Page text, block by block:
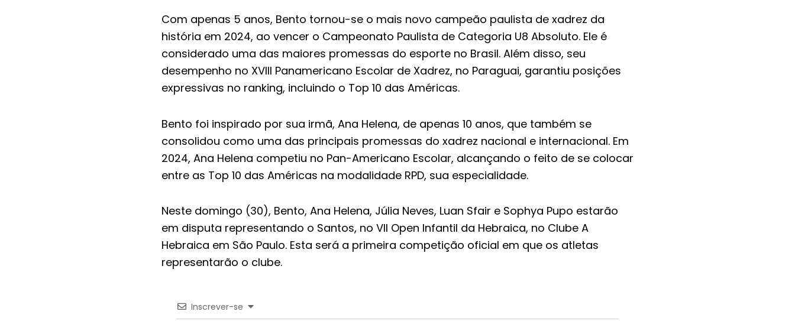
Com apenas 5 anos, Bento tornou-se o mais novo campeão paulista de xadrez da
história em 2024, ao vencer o Campeonato Paulista de Categoria U8 Absoluto. Ele é
considerado uma das maiores promessas do esporte no Brasil. Além disso, seu
desempenho no XVIII Panamericano Escolar de Xadrez, no Paraguai, garantiu posições
expressivas no ranking, incluindo o Top 10 das Américas.
Bento foi inspirado por sua irmã, Ana Helena, de apenas 10 anos, que também se
consolidou como uma das principais promessas do xadrez nacional e internacional. Em
2024, Ana Helena competiu no Pan-Americano Escolar, alcançando o feito de se colocar
entre as Top 10 das Américas na modalidade RPD, sua especialidade.
Neste domingo (30), Bento, Ana Helena, Júlia Neves, Luan Sfair e Sophya Pupo estarão
em disputa representando o Santos, no VII Open Infantil da Hebraica, no Clube A
Hebraica em São Paulo. Esta será a primeira competição oficial em que os atletas
representarão o clube.
Inscrever-se